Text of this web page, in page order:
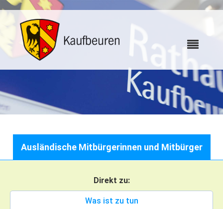
Webcams
Bürgerservice
Ausländische Mitbürgerinnen und Mitbürger
Direkt zu:
Was ist zu tun